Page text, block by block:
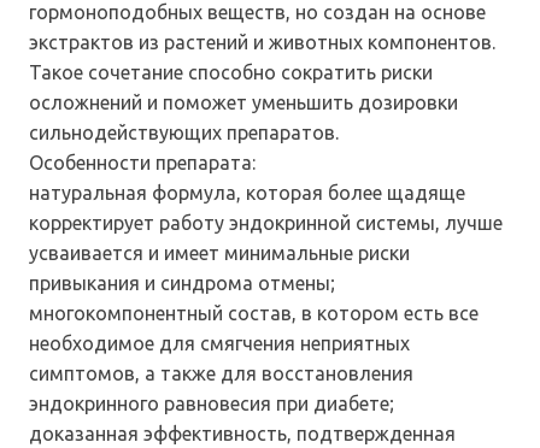
гормоноподобных веществ, но создан на основе
экстрактов из растений и животных компонентов.
Такое сочетание способно сократить риски
осложнений и поможет уменьшить дозировки
сильнодействующих препаратов.
Особенности препарата:
натуральная формула, которая более щадяще
корректирует работу эндокринной системы, лучше
усваивается и имеет минимальные риски
привыкания и синдрома отмены;
многокомпонентный состав, в котором есть все
необходимое для смягчения неприятных
симптомов, а также для восстановления
эндокринного равновесия при диабете;
доказанная эффективность, подтвержденная